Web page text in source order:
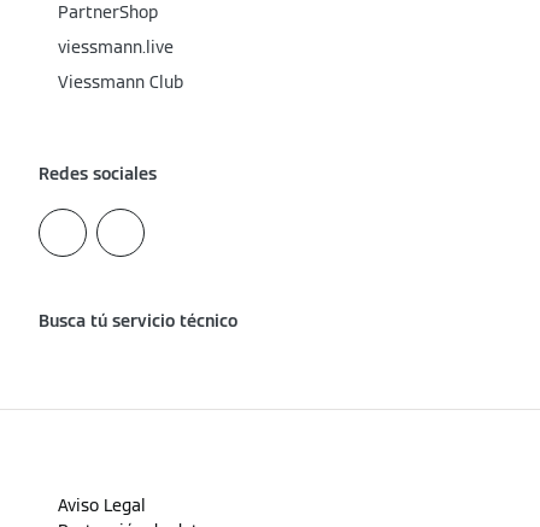
PartnerShop
viessmann.live
Viessmann Club
Redes sociales
Busca tú servicio técnico
Aviso Legal